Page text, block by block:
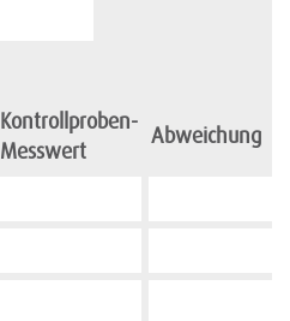
Kontrollproben-
Messwert
Abweichung